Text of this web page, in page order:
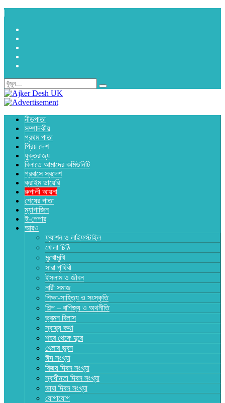
|
নীড়পাতা
সম্পাদকীয়
প্রথম পাতা
প্রিয় দেশ
যুক্তরাজ্য
বিলাতে আমাদের কমিউনিটি
প্রবাসে স্বদেশ
ক্রাইম ডায়েরি
রুপালী আয়না
শেষের পাতা
ম্যাগাজিন
ই-পেপার
আরও
ফ্যাশন ও লাইফস্টাইল
খোলা চিঠি
মুখোমুখি
সারা পৃথিবী
ইসলাম ও জীবন
নারী সমাজ
শিক্ষা-সাহিত্য ও সংস্কৃতি
শিল্প – বাণিজ্য ও অথনীতি
ভ্রমন বিলাস
স্বাস্থ্য কথা
শহর থেকে দুরে
খেলার ভূবন
ঈদ সংখ্যা
বিজয় দিবস সংখ্যা
স্বাধীনতা দিবস সংখ্যা
ভাষা দিবস সংখ্যা
যোগাযোগ